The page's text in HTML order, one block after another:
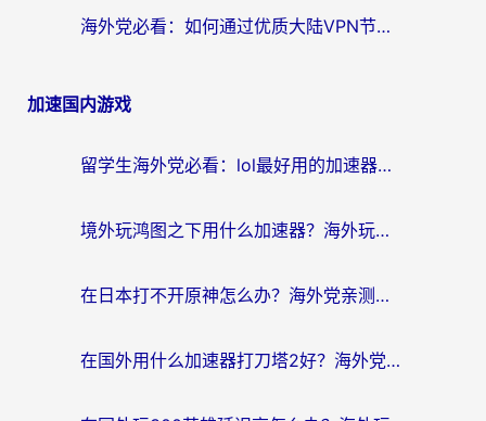
海外党必看：如何通过优质大陆VPN节点无缝访问国内资源？
加速国内游戏
留学生海外党必看：lol最好用的加速器怎么选？附一梦江湖、神鬼传奇加速攻略
境外玩鸿图之下用什么加速器？海外玩家必看的国服游戏加速全攻略
在日本打不开原神怎么办？海外党亲测有效的国服游戏加速指南
在国外用什么加速器打刀塔2好？海外党国服游戏加速避坑指南